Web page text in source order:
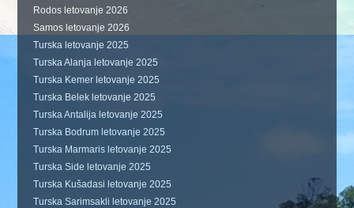
Rodos letovanje 2026
Samos letovanje 2026
Turska letovanje 2025
Turska Alanja letovanje 2025
Turska Kemer letovanje 2025
Turska Belek letovanje 2025
Turska Antalija letovanje 2025
Turska Bodrum letovanje 2025
Turska Marmaris letovanje 2025
Turska Side letovanje 2025
Turska Kušadasi letovanje 2025
Turska Sarimsakli letovanje 2025